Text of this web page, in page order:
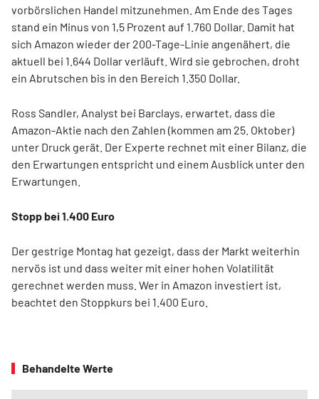
vorbörslichen Handel mitzunehmen. Am Ende des Tages
stand ein Minus von 1,5 Prozent auf 1.760 Dollar. Damit hat
sich Amazon wieder der 200-Tage-Linie angenähert, die
aktuell bei 1.644 Dollar verläuft. Wird sie gebrochen, droht
ein Abrutschen bis in den Bereich 1.350 Dollar.
Ross Sandler, Analyst bei Barclays, erwartet, dass die
Amazon-Aktie nach den Zahlen (kommen am 25. Oktober)
unter Druck gerät. Der Experte rechnet mit einer Bilanz, die
den Erwartungen entspricht und einem Ausblick unter den
Erwartungen.
Stopp bei 1.400 Euro
Der gestrige Montag hat gezeigt, dass der Markt weiterhin
nervös ist und dass weiter mit einer hohen Volatilität
gerechnet werden muss. Wer in Amazon investiert ist,
beachtet den Stoppkurs bei 1.400 Euro.
Behandelte Werte